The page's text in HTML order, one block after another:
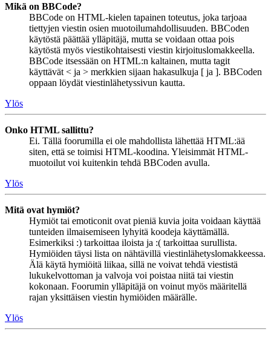
Mikä on BBCode?
BBCode on HTML-kielen tapainen toteutus, joka tarjoaa
tiettyjen viestin osien muotoilumahdollisuuden. BBCoden
käytöstä päättää ylläpitäjä, mutta se voidaan ottaa pois
käytöstä myös viestikohtaisesti viestin kirjoituslomakkeella.
BBCode itsessään on HTML:n kaltainen, mutta tagit
käyttävät < ja > merkkien sijaan hakasulkuja [ ja ]. BBCoden
oppaan löydät viestinlähetyssivun kautta.
Ylös
Onko HTML sallittu?
Ei. Tällä foorumilla ei ole mahdollista lähettää HTML:ää
siten, että se toimisi HTML-koodina. Yleisimmät HTML-
muotoilut voi kuitenkin tehdä BBCoden avulla.
Ylös
Mitä ovat hymiöt?
Hymiöt tai emoticonit ovat pieniä kuvia joita voidaan käyttää
tunteiden ilmaisemiseen lyhyitä koodeja käyttämällä.
Esimerkiksi :) tarkoittaa iloista ja :( tarkoittaa surullista.
Hymiöiden täysi lista on nähtävillä viestinlähetyslomakkeessa.
Älä käytä hymiöitä liikaa, sillä ne voivat tehdä viestistä
lukukelvottoman ja valvoja voi poistaa niitä tai viestin
kokonaan. Foorumin ylläpitäjä on voinut myös määritellä
rajan yksittäisen viestin hymiöiden määrälle.
Ylös